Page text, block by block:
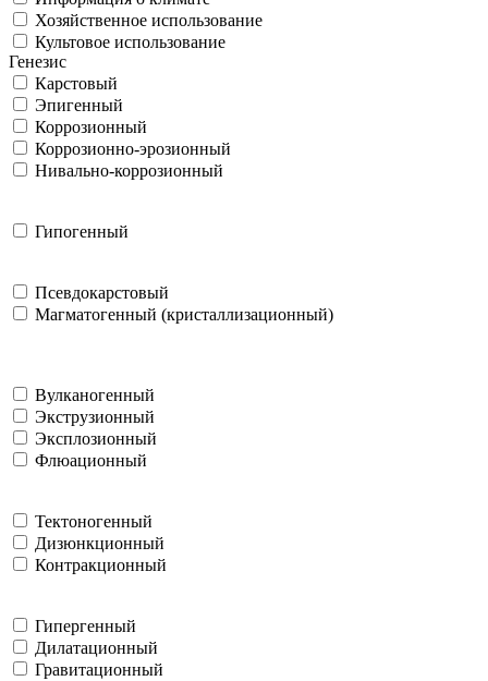
Хозяйственное использование
Культовое использование
Генезис
Карстовый
Эпигенный
Коррозионный
Коррозионно-эрозионный
Нивально-коррозионный
Гипогенный
Псевдокарстовый
Магматогенный (кристаллизационный)
Вулканогенный
Экструзионный
Эксплозионный
Флюационный
Тектоногенный
Дизюнкционный
Контракционный
Гипергенный
Дилатационный
Гравитационный